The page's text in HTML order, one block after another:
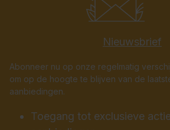
Nieuwsbrief
Abonneer nu op onze regelmatig
om op de hoogte te blijven van de
aanbiedingen.
Toegang tot exclusieve